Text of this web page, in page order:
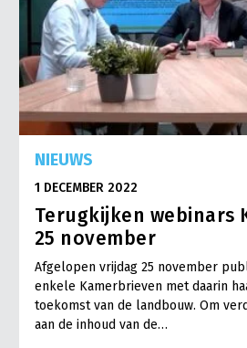
NIEUWS
1 DECEMBER 2022
Terugkijken webinars
25 november
Afgelopen vrijdag 25 november
enkele Kamerbrieven met daarin
toekomst van de landbouw. Om
aan de inhoud van de…